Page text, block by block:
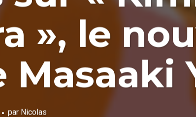
», le
par Nicolas